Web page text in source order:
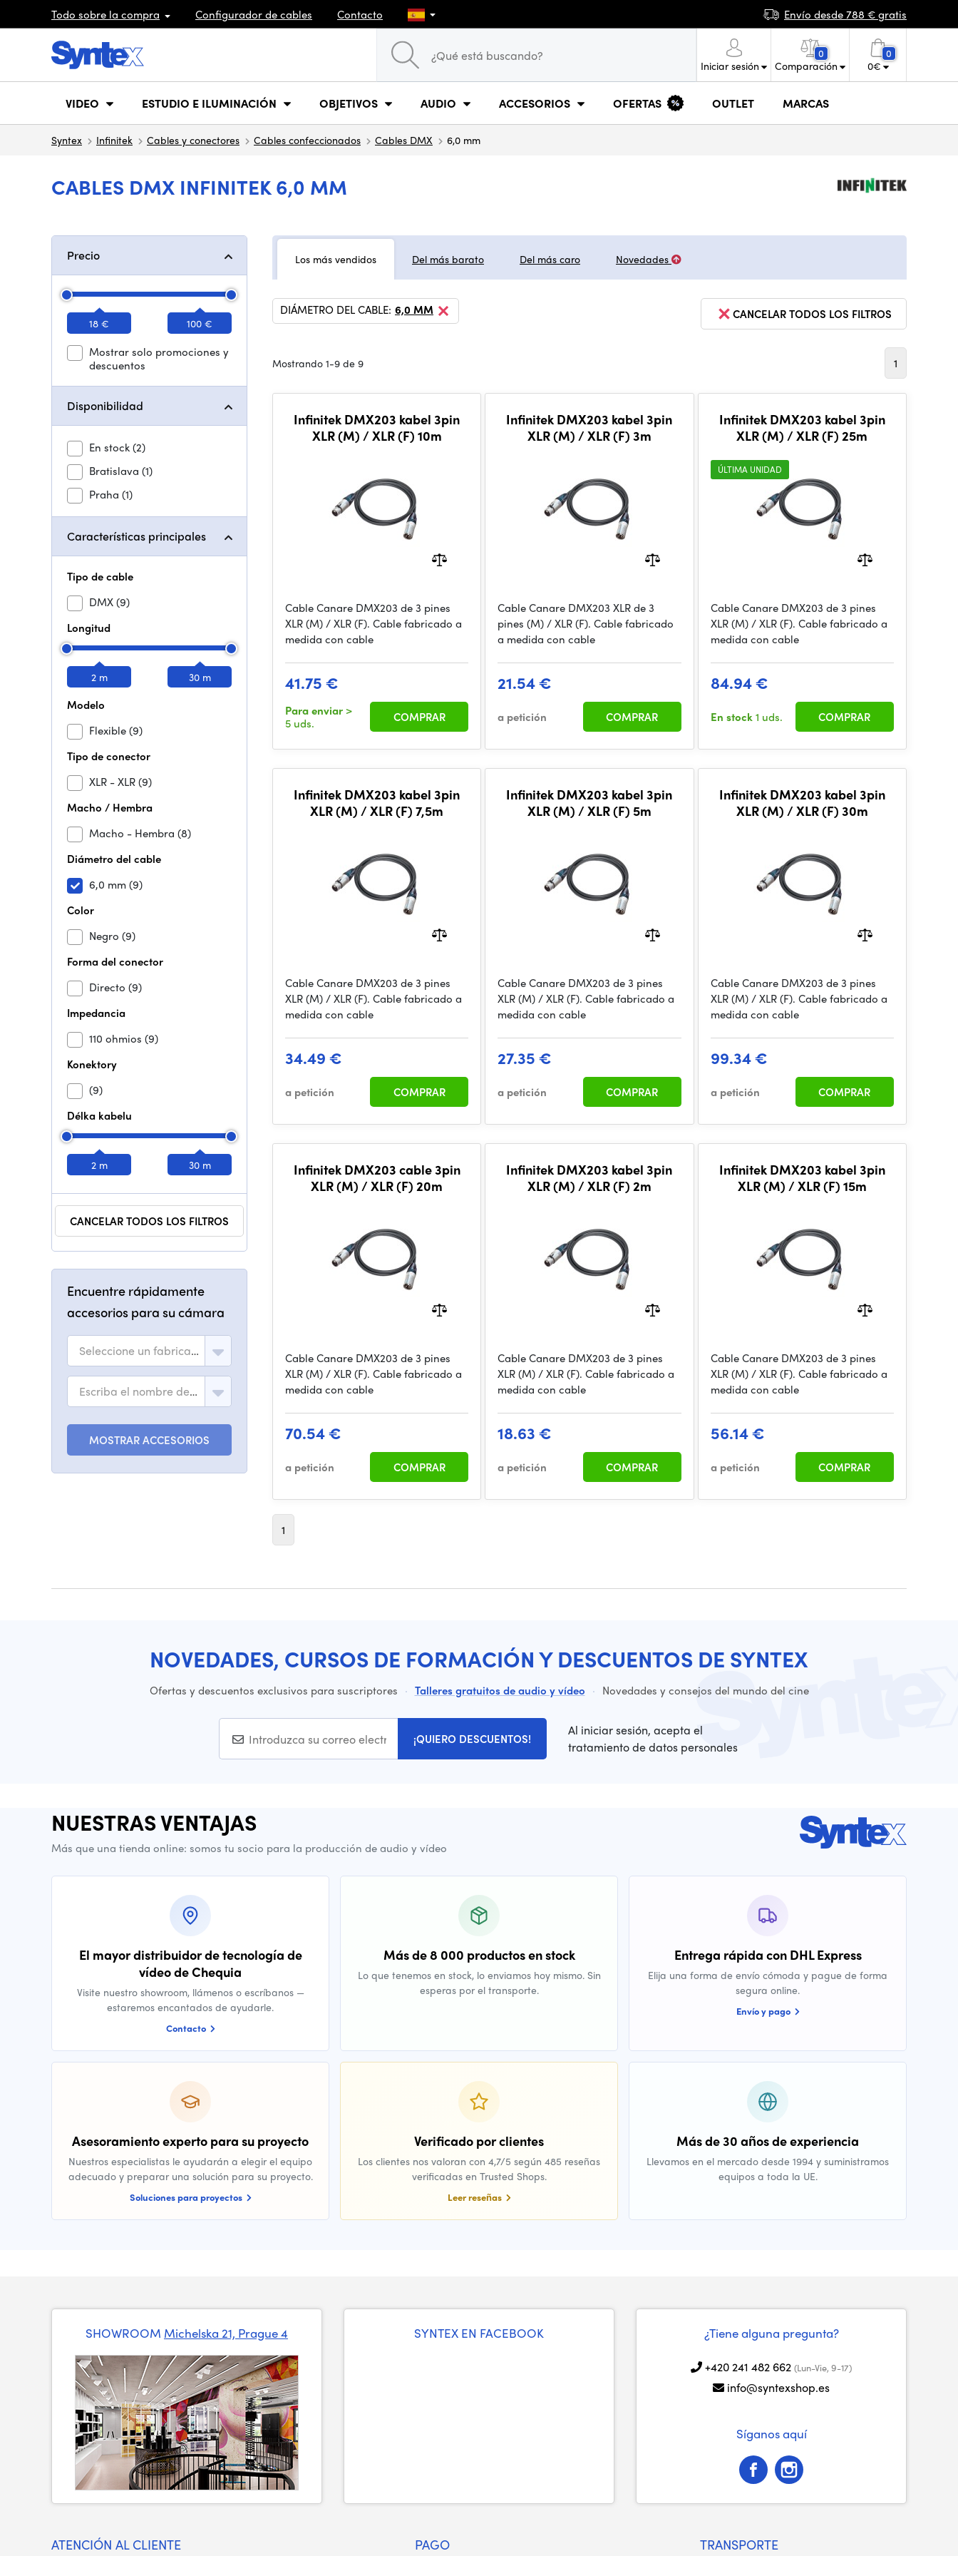
Todo sobre la compra Configurador de cables Contacto Envío desde 788 € gratis
Iniciar sesión
0
Comparación
0
0€
VIDEO ESTUDIO E ILUMINACIÓN OBJETIVOS AUDIO ACCESORIOS OFERTAS OUTLET MARCAS
Syntex Infinitek Cables y conectores Cables confeccionados Cables DMX 6,0 mm
CABLES DMX INFINITEK 6,0 MM
Precio
18 € 100 €
Mostrar solo promociones y
descuentos
Disponibilidad
En stock(2)
Bratislava (1)
Praha (1)
Características principales
Tipo de cable
DMX(9)
Longitud
2 m 30 m
Modelo
Flexible(9)
Tipo de conector
XLR - XLR(9)
Macho / Hembra
Macho - Hembra (8)
Diámetro del cable
6,0 mm(9)
Color
Negro (9)
Forma del conector
Directo (9)
Impedancia
110 ohmios (9)
Konektory
(9)
Délka kabelu
2 m 30 m
CANCELAR TODOS LOS FILTROS
Encuentre rápidamente
accesorios para su cámara
Seleccione un fabricante
Escriba el nombre del modelo
MOSTRAR ACCESORIOS
Los más vendidos Del más barato Del más caro Novedades
CANCELAR TODOS LOS FILTROS
DIÁMETRO DEL CABLE: 6,0 MM
Mostrando 1-9 de 9 1
Infinitek DMX203 kabel 3pin
XLR (M) / XLR (F) 10m
Cable Canare DMX203 de 3 pines
XLR (M) / XLR (F). Cable fabricado a
medida con cable
41.75 €
Para enviar >
5 uds.
COMPRAR
Infinitek DMX203 kabel 3pin
XLR (M) / XLR (F) 3m
Cable Canare DMX203 XLR de 3
pines (M) / XLR (F). Cable fabricado
a medida con cable
21.54 €
a petición COMPRAR
Infinitek DMX203 kabel 3pin
XLR (M) / XLR (F) 25m
ÚLTIMA UNIDAD
Cable Canare DMX203 de 3 pines
XLR (M) / XLR (F). Cable fabricado a
medida con cable
84.94 €
En stock1 uds. COMPRAR
Infinitek DMX203 kabel 3pin
XLR (M) / XLR (F) 7,5m
Cable Canare DMX203 de 3 pines
XLR (M) / XLR (F). Cable fabricado a
medida con cable
34.49 €
a petición COMPRAR
Infinitek DMX203 kabel 3pin
XLR (M) / XLR (F) 5m
Cable Canare DMX203 de 3 pines
XLR (M) / XLR (F). Cable fabricado a
medida con cable
27.35 €
a petición COMPRAR
Infinitek DMX203 kabel 3pin
XLR (M) / XLR (F) 30m
Cable Canare DMX203 de 3 pines
XLR (M) / XLR (F). Cable fabricado a
medida con cable
99.34 €
a petición COMPRAR
Infinitek DMX203 cable 3pin
XLR (M) / XLR (F) 20m
Cable Canare DMX203 de 3 pines
XLR (M) / XLR (F). Cable fabricado a
medida con cable
70.54 €
a petición COMPRAR
Infinitek DMX203 kabel 3pin
XLR (M) / XLR (F) 2m
Cable Canare DMX203 de 3 pines
XLR (M) / XLR (F). Cable fabricado a
medida con cable
18.63 €
a petición COMPRAR
Infinitek DMX203 kabel 3pin
XLR (M) / XLR (F) 15m
Cable Canare DMX203 de 3 pines
XLR (M) / XLR (F). Cable fabricado a
medida con cable
56.14 €
a petición COMPRAR
1
NOVEDADES, CURSOS DE FORMACIÓN Y DESCUENTOS DE SYNTEX
Ofertas y descuentos exclusivos para suscriptores · Talleres gratuitos de audio y vídeo · Novedades y consejos del mundo del cine
¡QUIERO DESCUENTOS!
Al iniciar sesión, acepta el
tratamiento de datos personales
NUESTRAS VENTAJAS
Más que una tienda online: somos tu socio para la producción de audio y vídeo
El mayor distribuidor de tecnología de
vídeo de Chequia
Visite nuestro showroom, llámenos o escríbanos —
estaremos encantados de ayudarle.
Contacto
Más de 8 000 productos en stock
Lo que tenemos en stock, lo enviamos hoy mismo. Sin
esperas por el transporte.
Entrega rápida con DHL Express
Elija una forma de envío cómoda y pague de forma
segura online.
Envío y pago
Asesoramiento experto para su proyecto
Nuestros especialistas le ayudarán a elegir el equipo
adecuado y preparar una solución para su proyecto.
Soluciones para proyectos
Verificado por clientes
Los clientes nos valoran con 4,7/5 según 485 reseñas
verificadas en Trusted Shops.
Leer reseñas
Más de 30 años de experiencia
Llevamos en el mercado desde 1994 y suministramos
equipos a toda la UE.
SHOWROOM Michelska 21, Prague 4 SYNTEX EN FACEBOOK ¿Tiene alguna pregunta?
+420 241 482 662 (Lun-Vie, 9-17)
info@syntexshop.es
Síganos aquí
ATENCIÓN AL CLIENTE PAGO TRANSPORTE